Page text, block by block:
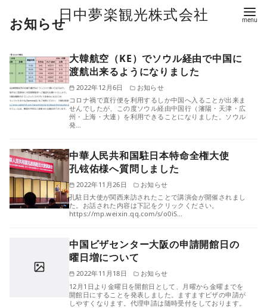
日中夢楽観光株式会社
お知らせ
大韓航空（KE）でソウル経由で中国に
渡航出来るようになりました
2022年12月6日
お知らせ
コロナ禍で直行便を利用するしか中国へ入ることが出来ま
せんでしたが、この度ソウル経由中国行（瀋陽・天津・広
州・上海・大連）を利用できることになりました。ソウル
発…
中華人民共和国駐日本特命全権大使
孔铉佑様へ質問しました
2022年11月26日
お知らせ
孔駐日大使が関西来訪されたことで講演会が開催されまし
た。お話された内容は下記をクリックください。
https://mp.weixin.qq.com/s/o0iS…
中国ビザセンター大阪の申請開館日の
曜日増について
2022年11月18日
お知らせ
12月1日より金曜日を開館日として、月曜から金曜までを
開館日にすることを発表しました。ますますビザの申請が
しやすくなります。代理申請は随時受付をしております。